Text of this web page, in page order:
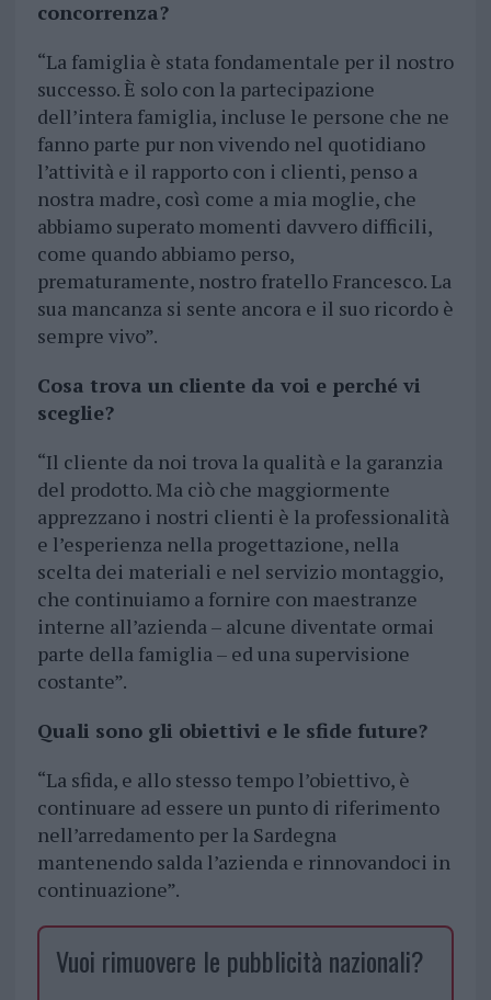
concorrenza?
“La famiglia è stata fondamentale per il nostro
successo. È solo con la partecipazione
dell’intera famiglia, incluse le persone che ne
fanno parte pur non vivendo nel quotidiano
l’attività e il rapporto con i clienti, penso a
nostra madre, così come a mia moglie, che
abbiamo superato momenti davvero difficili,
come quando abbiamo perso,
prematuramente, nostro fratello Francesco. La
sua mancanza si sente ancora e il suo ricordo è
sempre vivo”.
Cosa trova un cliente da voi e perché vi
sceglie?
“Il cliente da noi trova la qualità e la garanzia
del prodotto. Ma ciò che maggiormente
apprezzano i nostri clienti è la professionalità
e l’esperienza nella progettazione, nella
scelta dei materiali e nel servizio montaggio,
che continuiamo a fornire con maestranze
interne all’azienda – alcune diventate ormai
parte della famiglia – ed una supervisione
costante”.
Quali sono gli obiettivi e le sfide future?
“La sfida, e allo stesso tempo l’obiettivo, è
continuare ad essere un punto di riferimento
nell’arredamento per la Sardegna
mantenendo salda l’azienda e rinnovandoci in
continuazione”.
Vuoi rimuovere le pubblicità nazionali?